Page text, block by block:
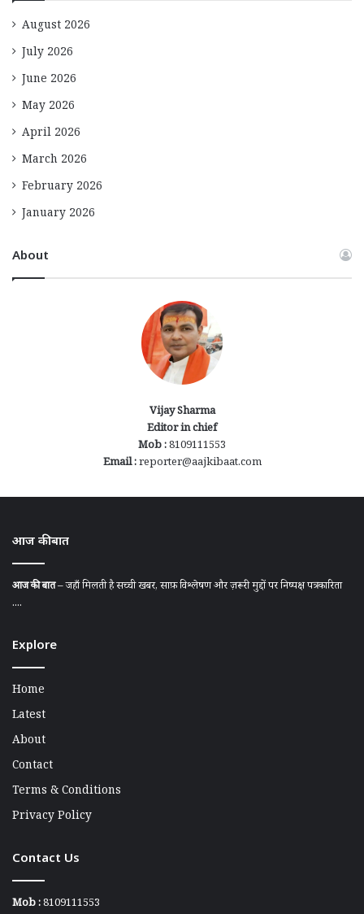
August 2026
July 2026
June 2026
May 2026
April 2026
March 2026
February 2026
January 2026
About
Vijay Sharma
Editor in chief
Mob :8109111553
Email :reporter@aajkibaat.com
आज की बात
आज की बात– जहाँ मिलती है सच्ची खबर, साफ़ विश्लेषण और ज़रूरी मुद्दों पर निष्पक्ष पत्रकारिता
....
Explore
Home
Latest
About
Contact
Terms & Conditions
Privacy Policy
Contact Us
Mob :8109111553